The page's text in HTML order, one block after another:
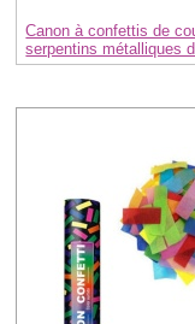
Canon à confettis de
serpentins métalliques